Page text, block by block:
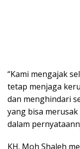
“Kami mengajak
tetap menjaga
dan menghindari
yang bisa
dalam
KH. Moh Shaleh